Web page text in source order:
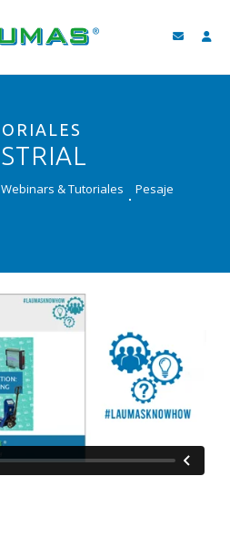
Webinars & Tutoriales
Pesaje